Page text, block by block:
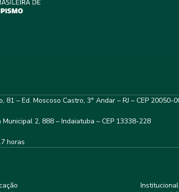
81 – Ed. Moscoso Castro, 3° Andar – RJ – CEP 20050-
Municipal 2, 888 – Indaiatuba – CEP 13338-228
horas
Institucional